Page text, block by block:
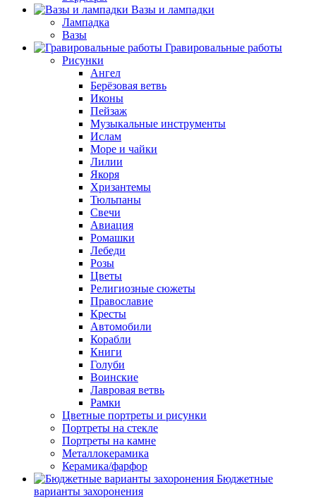
Вазы и лампадки
Лампадка
Вазы
Гравировальные работы
Рисунки
Ангел
Берёзовая ветвь
Иконы
Пейзаж
Музыкальные инструменты
Ислам
Море и чайки
Лилии
Якоря
Хризантемы
Тюльпаны
Свечи
Авиация
Ромашки
Лебеди
Розы
Цветы
Религиозные сюжеты
Православие
Кресты
Автомобили
Корабли
Книги
Голуби
Воинские
Лавровая ветвь
Рамки
Цветные портреты и рисунки
Портреты на стекле
Портреты на камне
Металлокерамика
Керамика/фарфор
Бюджетные
варианты захоронения